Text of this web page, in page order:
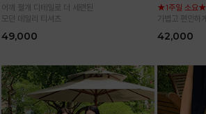
어깨 절개 디테일로 더 세련된
모던 데일리 티셔츠
49,000
★1주일 소요★
가볍고 편안하
42,000